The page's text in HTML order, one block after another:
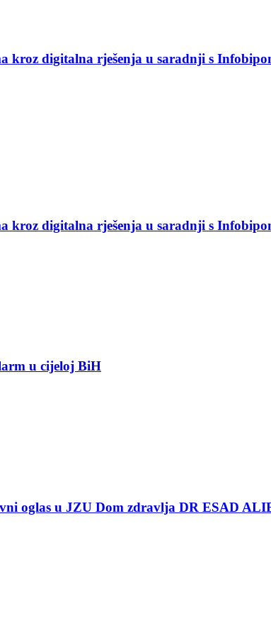
digitalna rješenja u saradnji s
digitalna rješenja u saradnji s
u cijeloj BiH
oglas u JZU Dom zdravlja DR ESAD